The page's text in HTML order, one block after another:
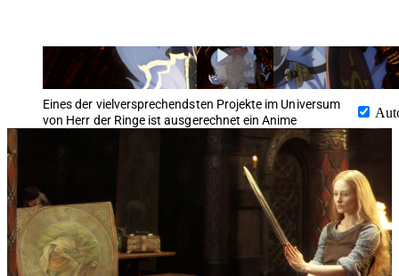
Eines der vielversprechendsten Projekte im Universum
von Herr der Ringe ist ausgerechnet ein Anime